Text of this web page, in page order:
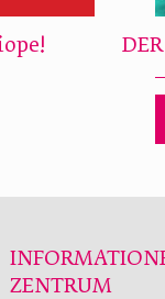
ZENTRUM